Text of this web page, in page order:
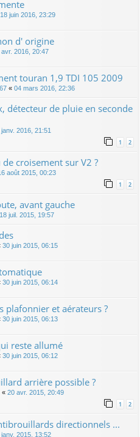
18 juin 2016, 23:29
d' origine
avr. 2016, 20:47
touran 1,9 TDI 105 2009
« 04 mars 2016, 22:36
détecteur de pluie en seconde
2016, 21:51
1 2
croisement sur V2 ?
août 2015, 00:23
1 2
avant gauche
18 juil. 2015, 19:57
30 juin 2015, 06:15
30 juin 2015, 06:14
plafonnier et aérateurs ?
30 juin 2015, 06:13
reste allumé
30 juin 2015, 06:12
arrière possible ?
« 20 avr. 2015, 20:49
1 2
directionnels ...
janv. 2015, 13:52